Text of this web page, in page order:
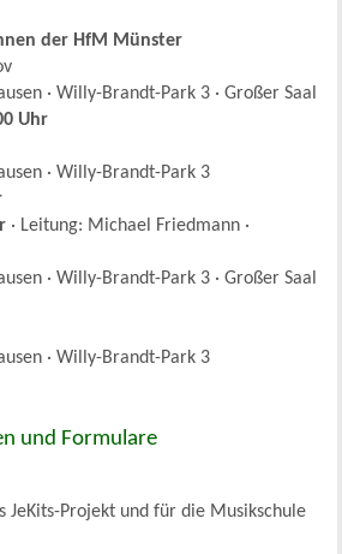
der HfM Münster
· Willy-Brandt-Park 3 · Großer Saal
Uhr
· Willy-Brandt-Park 3
· Leitung: Michael Friedmann ·
· Willy-Brandt-Park 3 · Großer Saal
· Willy-Brandt-Park 3
und Formulare
JeKits-Projekt und für die Musikschule